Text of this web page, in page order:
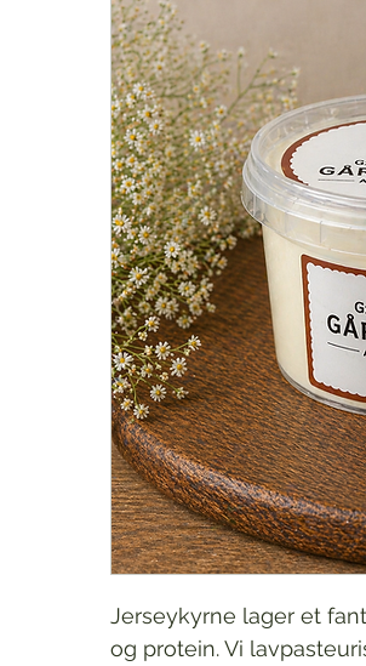
Jerseykyrne lager et
og protein. Vi